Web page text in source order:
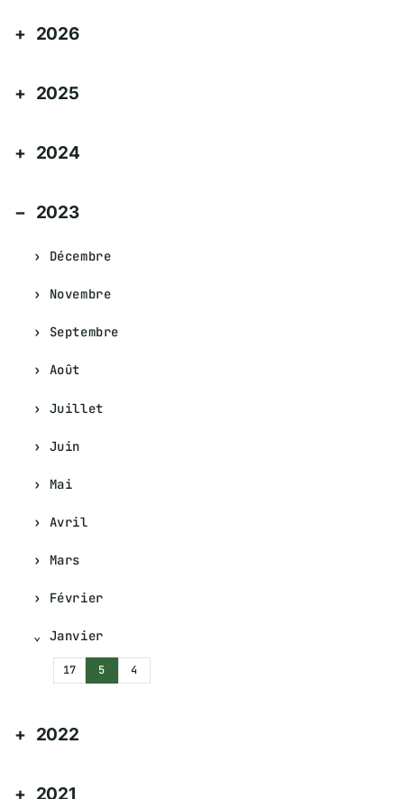
2026
2025
2024
2023
Décembre
Novembre
Septembre
Août
Juillet
Juin
Mai
Avril
Mars
Février
Janvier
17 5 4
2022
2021